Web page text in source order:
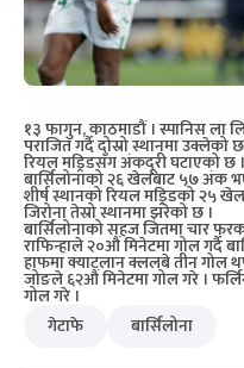
१३ फागुन, काठमाडौं । स्पानिस ला
पराजित गर्दै दोस्रो स्थानमा उक्लेको
रियल मड्रिडसँग अंकदूरी घटाएको छ ।
बार्सिलोनाको २६ खेलबाट ५७ अंक
शीर्ष स्थानको रियल मड्रिडको
जिरोना तेस्रो स्थानमा झरेको छ ।
बार्सिलोनाको सहज जितमा चार
राफिन्हाले २०औं मिनेटमा गोल गर्दै
हाफमा क्याटलान क्ललबे तीन
जोङले ६२औं मिनेटमा गोल गरे ।
गोल गरे ।
गेटाफे
बार्सिलोना